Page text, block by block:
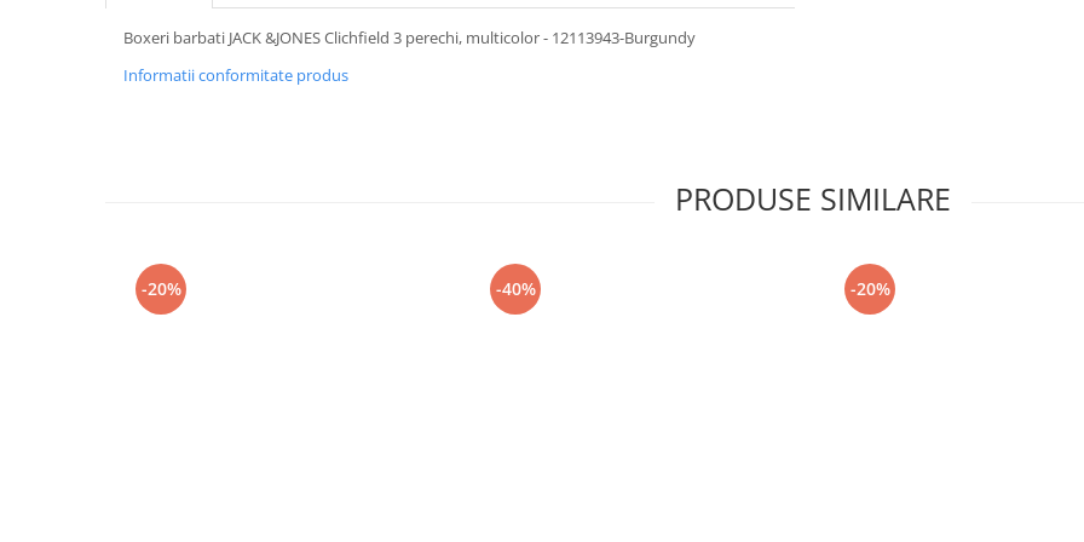
Boxeri barbati JACK &JONES Clichfield 3 perechi, multicolor - 12113943-Burgundy
Informatii conformitate produs
PRODUSE SIMILARE
-20% -40% -20%